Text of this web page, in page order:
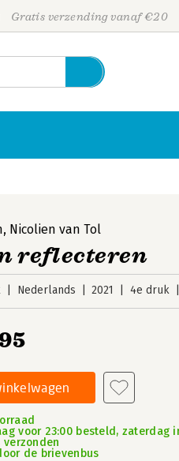
Gratis verzending vanaf €20
, Nicolien van Tol
reflecteren
Nederlands 2021 4e druk
voor 23:00 besteld, zaterdag
verzonden
de brievenbus
Personen